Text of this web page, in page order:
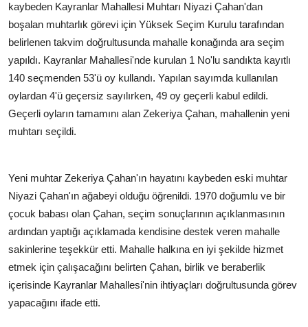
kaybeden Kayranlar Mahallesi Muhtarı Niyazi Çahan'dan
boşalan muhtarlık görevi için Yüksek Seçim Kurulu tarafından
belirlenen takvim doğrultusunda mahalle konağında ara seçim
yapıldı. Kayranlar Mahallesi'nde kurulan 1 No'lu sandıkta kayıtlı
140 seçmenden 53'ü oy kullandı. Yapılan sayımda kullanılan
oylardan 4'ü geçersiz sayılırken, 49 oy geçerli kabul edildi.
Geçerli oyların tamamını alan Zekeriya Çahan, mahallenin yeni
muhtarı seçildi.
Yeni muhtar Zekeriya Çahan'ın hayatını kaybeden eski muhtar
Niyazi Çahan'ın ağabeyi olduğu öğrenildi. 1970 doğumlu ve bir
çocuk babası olan Çahan, seçim sonuçlarının açıklanmasının
ardından yaptığı açıklamada kendisine destek veren mahalle
sakinlerine teşekkür etti. Mahalle halkına en iyi şekilde hizmet
etmek için çalışacağını belirten Çahan, birlik ve beraberlik
içerisinde Kayranlar Mahallesi'nin ihtiyaçları doğrultusunda görev
yapacağını ifade etti.